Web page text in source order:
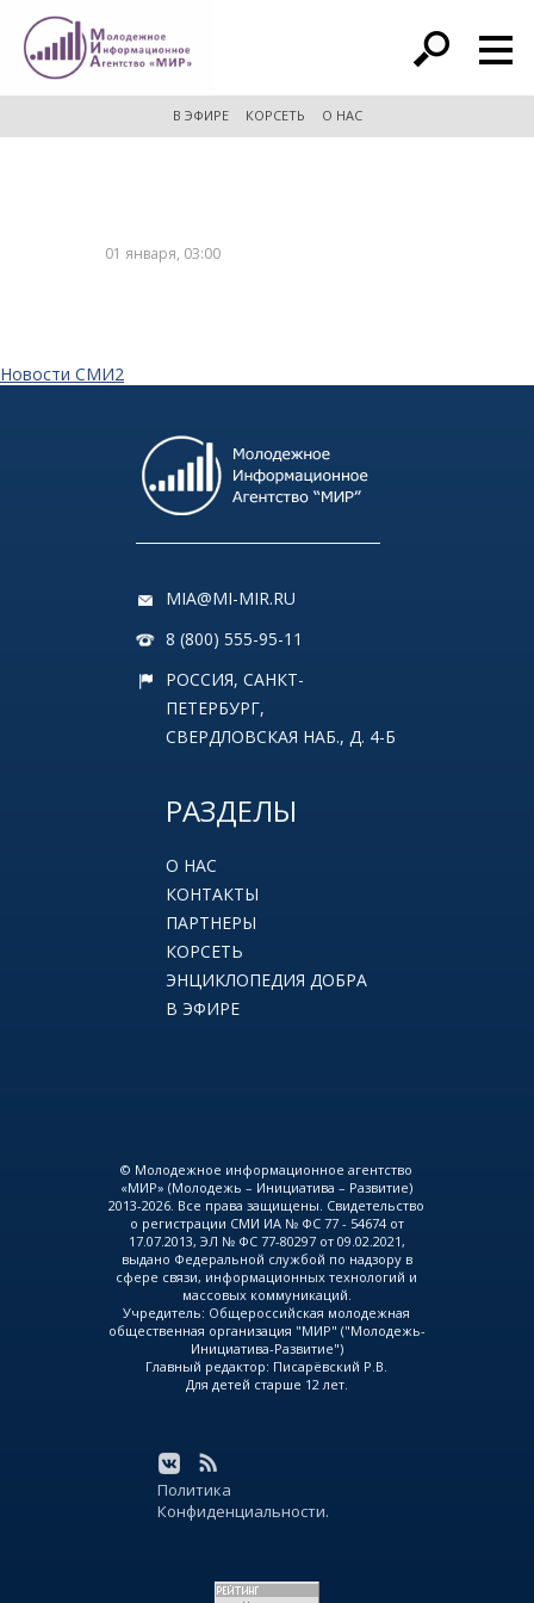
расширенный поиск
В ЭФИРЕ КОРСЕТЬ О НАС
01 января, 03:00
Новости СМИ2
MIA@MI-MIR.RU
8 (800) 555-95-11
РОССИЯ, САНКТ-
ПЕТЕРБУРГ,
СВЕРДЛОВСКАЯ НАБ., Д. 4-Б
РАЗДЕЛЫ
О НАС
КОНТАКТЫ
ПАРТНЕРЫ
КОРСЕТЬ
ЭНЦИКЛОПЕДИЯ ДОБРА
В ЭФИРЕ
© Молодежное информационное агентство
«МИР» (Молодежь – Инициатива – Развитие)
2013-2026. Все права защищены. Свидетельство
о регистрации СМИ ИА № ФС 77 - 54674 от
17.07.2013, ЭЛ № ФС 77-80297 от 09.02.2021,
выдано Федеральной службой по надзору в
сфере связи, информационных технологий и
массовых коммуникаций.
Учредитель: Общероссийская молодежная
общественная организация "МИР" ("Молодежь-
Инициатива-Развитие")
Главный редактор: Писарёвский Р.В.
Для детей старше 12 лет.
Политика
Конфиденциальности.